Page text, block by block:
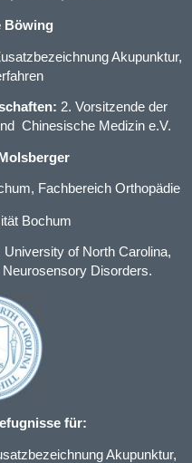
Böwing
Akupunktur,
2. Vorsitzende der
Chinesische Medizin e.V.
Fachbereich Orthopädie
of North Carolina,
Disorders.
für:
Akupunktur,